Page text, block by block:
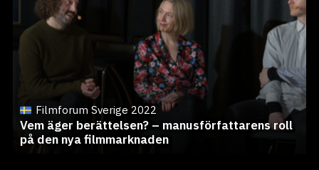
Mina favoriter
Ö till A
Filmforum Sverige 2022
Vem äger berättelsen? – manusförfattarens roll
på den nya filmmarknaden